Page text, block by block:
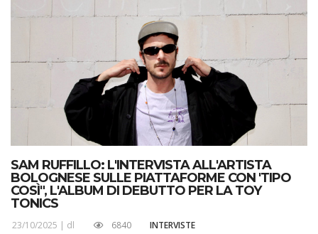
SAM RUFFILLO: L'INTERVISTA ALL'ARTISTA
BOLOGNESE SULLE PIATTAFORME CON 'TIPO
COSÌ", L'ALBUM DI DEBUTTO PER LA TOY
TONICS
23/10/2025 | dl 6840 INTERVISTE